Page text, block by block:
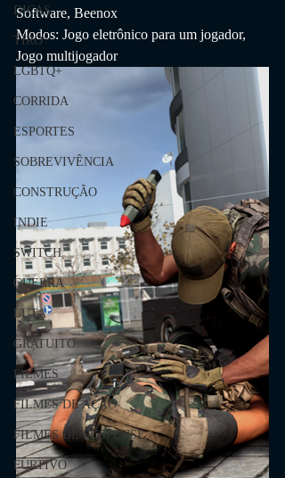
DICAS
TIRO
LGBTQ+
CORRIDA
ESPORTES
SOBREVIVÊNCIA
CONSTRUÇÃO
INDIE
SWITCH
GUERRA
LUTA
GRATUITO
FILMES
FILMES DE AÇÃO
FILMES DE SUSPENSE
FURTIVO
Software, Beenox
Modos: Jogo eletrônico para um jogador,
Jogo multijogador